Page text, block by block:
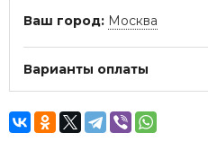
Ваш город: Москва
Варианты оплаты